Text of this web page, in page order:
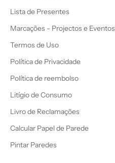
Lista de Presentes
Marcações - Projectos e Eventos
Termos de Uso
Política de Privacidade
Política de reembolso
Litígio de Consumo
Livro de Reclamações
Calcular Papel de Parede
Pintar Paredes